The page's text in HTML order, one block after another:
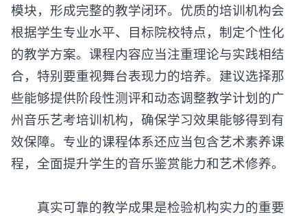
模块，形成完整的教学闭环。优质的培训机构会
根据学生专业水平、目标院校特点，制定个性化
的教学方案。课程内容应当注重理论与实践相结
合，特别要重视舞台表现力的培养。建议选择那
些能够提供阶段性测评和动态调整教学计划的广
州音乐艺考培训机构，确保学习效果能够得到有
效保障。专业的课程体系还应当包含艺术素养课
程，全面提升学生的音乐鉴赏能力和艺术修养。
真实可靠的教学成果是检验机构实力的重要